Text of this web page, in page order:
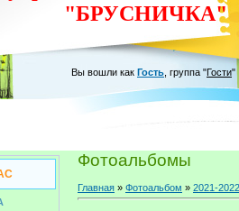
"БРУСНИЧКА"
Вы вошли как Гость группа "Гости"
Фотоальбомы
Главная » Фотоальбом » 2021-2022